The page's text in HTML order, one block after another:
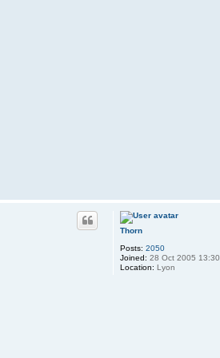
Thorn
Posts: 2050
Joined: 28 Oct 2005 13:30
Location: Lyon